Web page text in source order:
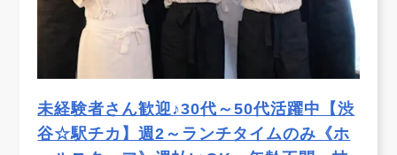
未経験者さん歓迎♪30代～50代活躍中【渋
谷☆駅チカ】週2～ランチタイムのみ《ホ